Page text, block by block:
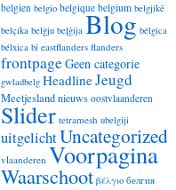
belgien belgio belgique belgium belgjikë
belçika belġju beļģija Blog bélgica
bélxica bỉ eastflanders flanders
frontpageGeen categorie
gwladbelg HeadlineJeugd
Meetjeslandnieuws oostvlaanderen
Slider tetramesh ubelgiji
uitgelichtUncategorized
vlaanderen Voorpagina
Waarschoot βέλγιο белгия